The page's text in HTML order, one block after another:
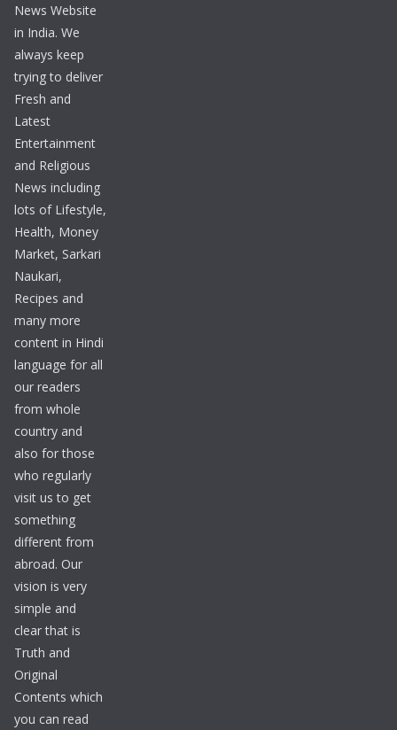
News Website
in India. We
always keep
trying to deliver
Fresh and
Latest
Entertainment
and Religious
News including
lots of Lifestyle,
Health, Money
Market, Sarkari
Naukari,
Recipes and
many more
content in Hindi
language for all
our readers
from whole
country and
also for those
who regularly
visit us to get
something
different from
abroad. Our
vision is very
simple and
clear that is
Truth and
Original
Contents which
you can read